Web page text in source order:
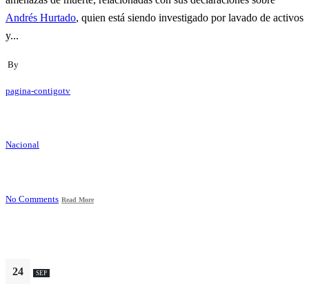
Andrés Hurtado, quien está siendo investigado por lavado de activos
y...
By
pagina-contigotv
Nacional
No Comments Read More
24 SEP